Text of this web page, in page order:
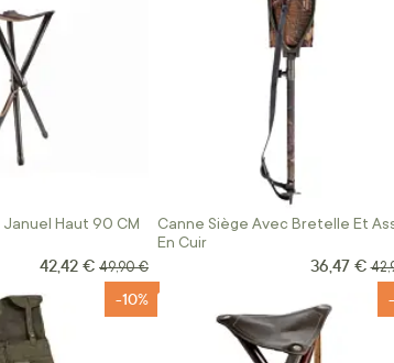
Haut 90 CM
Prix Spécial
42,42 € Prix normal
49,90 €
Canne Siège Avec Bretelle Et
En Cuir
Prix Spécial
36,47 €
-10%